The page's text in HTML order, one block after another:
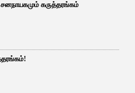
கருத்தரங்கம்